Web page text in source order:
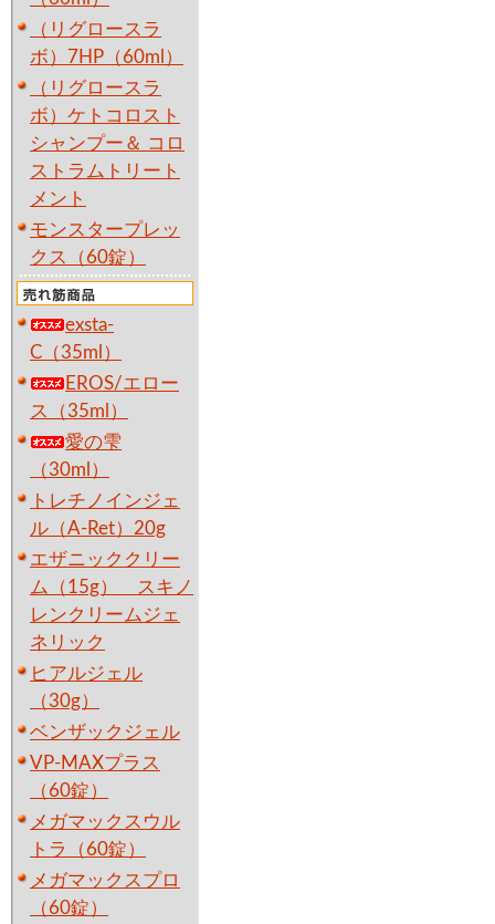
（リグロースラ
ボ）7HP（60ml）
（リグロースラ
ボ）ケトコロスト
シャンプー＆ コロ
ストラムトリート
メント
モンスタープレッ
クス（60錠）
exsta-
C（35ml）
EROS/エロー
ス（35ml）
愛の雫
（30ml）
トレチノインジェ
ル（A-Ret）20g
エザニッククリー
ム（15g） スキノ
レンクリームジェ
ネリック
ヒアルジェル
（30g）
ベンザックジェル
VP-MAXプラス
（60錠）
メガマックスウル
トラ（60錠）
メガマックスプロ
（60錠）